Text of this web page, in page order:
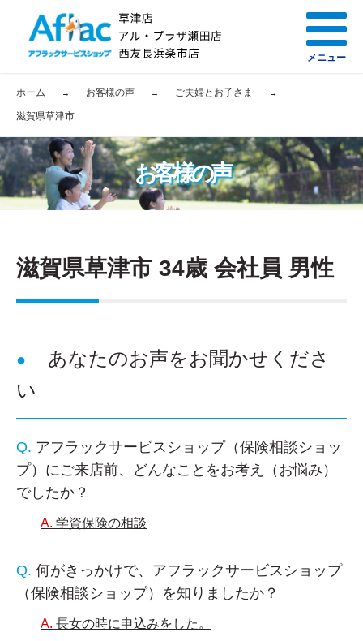
ホーム お客様の声 ご夫婦とお子さま
滋賀県草津市
お客様の声
滋賀県草津市 34歳 会社員 男性
あなたのお声をお聞かせくださ
い
アフラックサービスショップ（保険相談ショッ
プ）にご来店前、どんなことをお考え（お悩み）
でしたか？
学資保険の相談
何がきっかけで、アフラックサービスショップ
（保険相談ショップ）を知りましたか？
長女の時に申込みをした。
メニュー